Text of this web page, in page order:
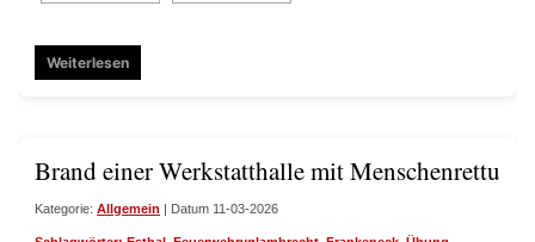
Weiterlesen
Brand einer Werkstatthalle mit
Kategorie: Allgemein | Datum 11-03-2026